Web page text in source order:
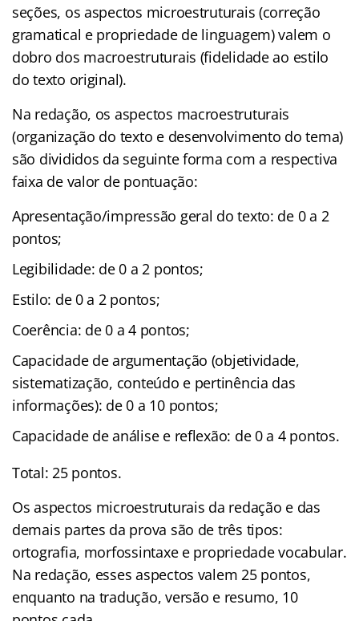
seções, os aspectos microestruturais (correção
gramatical e propriedade de linguagem) valem o
dobro dos macroestruturais (fidelidade ao estilo
do texto original).
Na redação, os aspectos macroestruturais
(organização do texto e desenvolvimento do tema)
são divididos da seguinte forma com a respectiva
faixa de valor de pontuação:
Apresentação/impressão geral do texto: de 0 a 2
pontos;
Legibilidade: de 0 a 2 pontos;
Estilo: de 0 a 2 pontos;
Coerência: de 0 a 4 pontos;
Capacidade de argumentação (objetividade,
sistematização, conteúdo e pertinência das
informações): de 0 a 10 pontos;
Capacidade de análise e reflexão: de 0 a 4 pontos.
Total: 25 pontos.
Os aspectos microestruturais da redação e das
demais partes da prova são de três tipos:
ortografia, morfossintaxe e propriedade vocabular.
Na redação, esses aspectos valem 25 pontos,
enquanto na tradução, versão e resumo, 10